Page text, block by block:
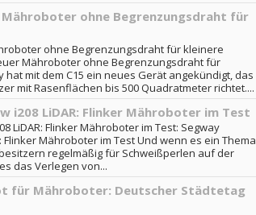
Mähroboter ohne Begrenzungsdraht für
ohne Begrenzungsdraht für kleinere
Mähroboter ohne Begrenzungsdraht für
hat mit dem C15 ein neues Gerät angekündigt, das
mit Rasenflächen bis 500 Quadratmeter richtet....
i208 LiDAR: Flinker Mähroboter im Test
LiDAR: Flinker Mähroboter im Test: Segway
Flinker Mähroboter im Test Und wenn es ein Thema
regelmäßig für Schweißperlen auf der
das Verlegen von...
für Mähroboter: Deutscher Städtetag